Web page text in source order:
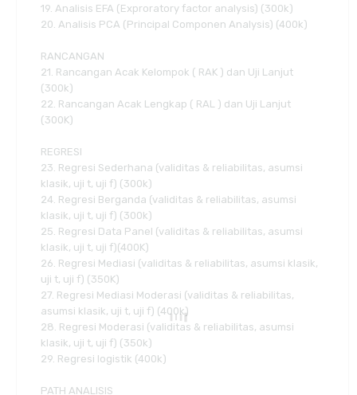
19. Analisis EFA (Exproratory factor analysis) (300k)
20. Analisis PCA (Principal Componen Analysis) (400k)
RANCANGAN
21. Rancangan Acak Kelompok ( RAK ) dan Uji Lanjut
(300k)
22. Rancangan Acak Lengkap ( RAL ) dan Uji Lanjut
(300K)
REGRESI
23. Regresi Sederhana (validitas & reliabilitas, asumsi
klasik, uji t, uji f) (300k)
24. Regresi Berganda (validitas & reliabilitas, asumsi
klasik, uji t, uji f) (300k)
25. Regresi Data Panel (validitas & reliabilitas, asumsi
klasik, uji t, uji f)(400K)
26. Regresi Mediasi (validitas & reliabilitas, asumsi klasik,
uji t, uji f) (350K)
27. Regresi Mediasi Moderasi (validitas & reliabilitas,
asumsi klasik, uji t, uji f) (400k)
28. Regresi Moderasi (validitas & reliabilitas, asumsi
klasik, uji t, uji f) (350k)
29. Regresi logistik (400k)
PATH ANALISIS